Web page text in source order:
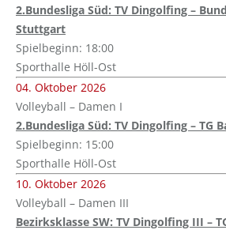
2.Bundesliga Süd: TV Dingolfing –
Stuttgart
Spielbeginn: 18:00
Sporthalle Höll-Ost
04. Oktober 2026
Volleyball – Damen I
2.Bundesliga Süd: TV Dingolfing – TG
Spielbeginn: 15:00
Sporthalle Höll-Ost
10. Oktober 2026
Volleyball – Damen III
Bezirksklasse SW: TV Dingolfing III –